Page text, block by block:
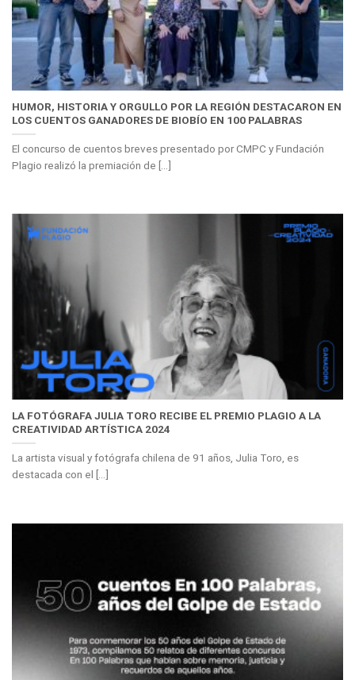
HUMOR, HISTORIA Y ORGULLO POR LA REGIÓN DESTACARON EN
LOS CUENTOS GANADORES DE BIOBÍO EN 100 PALABRAS
El concurso de cuentos breves presentado por CMPC y Fundación
Plagio realizó la premiación de [...]
LA FOTÓGRAFA JULIA TORO RECIBE EL PREMIO PLAGIO A LA
CREATIVIDAD ARTÍSTICA 2024
La artista visual y fotógrafa chilena de 91 años, Julia Toro, es
destacada con el [...]